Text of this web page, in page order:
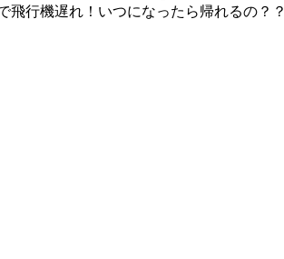
行機遅れ！いつになったら帰れるの？？